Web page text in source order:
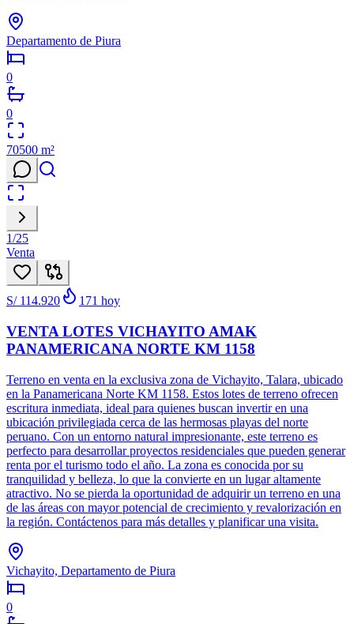
Departamento de Piura
0
0
70500 m²
1/25
Venta
S/ 114.920 171 hoy
VENTA LOTES VICHAYITO AMAK
PANAMERICANA NORTE KM 1158
Terreno en venta en la exclusiva zona de Vichayito, Talara, ubicado
en la Panamericana Norte KM 1158. Estos lotes de terreno ofrecen
escritura inmediata, ideal para quienes buscan invertir en una
ubicación privilegiada cerca de las hermosas playas del norte
peruano. Con un entorno natural impresionante, este terreno es
perfecto para desarrollar proyectos residenciales que pueden generar
renta por el turismo todo el año. La zona es conocida por su
tranquilidad y belleza, lo que la convierte en un lugar altamente
atractivo. No se pierda la oportunidad de adquirir un terreno en una
de las áreas con mayor potencial de crecimiento y revalorización en
la región. Contáctenos para más detalles y planificar una visita.
Vichayito, Departamento de Piura
0